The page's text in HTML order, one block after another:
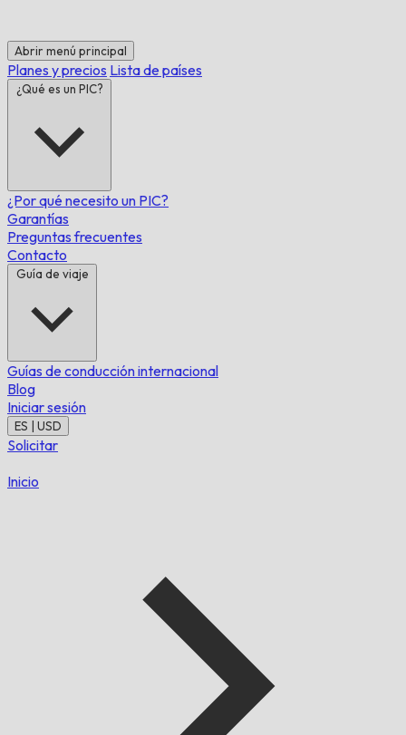
Abrir menú principal
Planes y precios Lista de países
¿Qué es un PIC?
¿Por qué necesito un PIC?
Garantías
Preguntas frecuentes
Contacto
Guía de viaje
Guías de conducción internacional
Blog
Iniciar sesión
ES | USD
Solicitar
Inicio